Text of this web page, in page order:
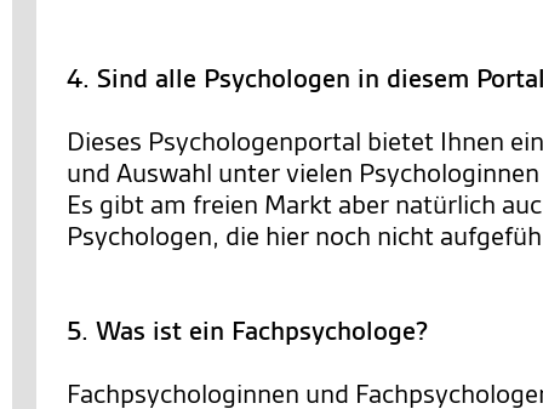
4. Sind alle Psychologen in diesem
Dieses Psychologenportal bietet Ihnen
und Auswahl unter vielen
Es gibt am freien Markt aber natürlich
Psychologen, die hier noch nicht
5. Was ist ein Fachpsychologe?
Fachpsychologinnen und